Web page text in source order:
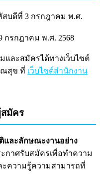
บดีที่ 3 กรกฎาคม พ.ศ.
กรกฎาคม พ.ศ. 2568
และสมัครได้ทางเว็บไซต์
ณสุข ที่ เว็บไซต์สำนักงาน
มัคร
และลักษณะงานอย่าง
กาศรับสมัครเพื่อทำความ
ะความรู้ความสามารถที่